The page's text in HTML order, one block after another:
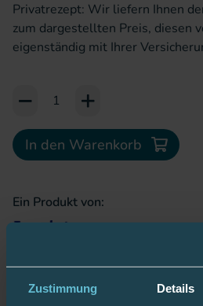
Zustimmung Details
Privatrezept: Wir liefern Ihnen
zum dargestellten Preis, diesen
eigenständig mit Ihrer
Add to Cart or Wish List
In den Warenkorb
Ein Produkt von: